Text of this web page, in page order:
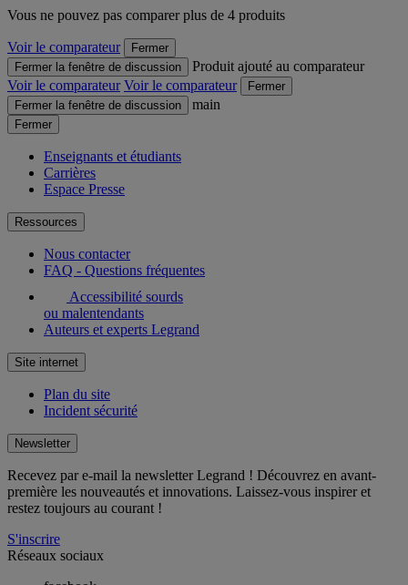
Vous ne pouvez pas comparer plus de 4 produits
Voir le comparateur
Fermer
Fermer la fenêtre de discussion
Produit ajouté au comparateur
Voir le comparateur Voir le comparateur
Fermer
Fermer la fenêtre de discussion
main
Fermer
Enseignants et étudiants
Carrières
Espace Presse
Ressources
Nous contacter
FAQ - Questions fréquentes
Accessibilité sourds
ou malentendants
Auteurs et experts Legrand
Site internet
Plan du site
Incident sécurité
Newsletter
Recevez par e-mail la newsletter Legrand ! Découvrez en avant-
première les nouveautés et innovations. Laissez-vous inspirer et
restez toujours au courant !
S'inscrire
Réseaux sociaux